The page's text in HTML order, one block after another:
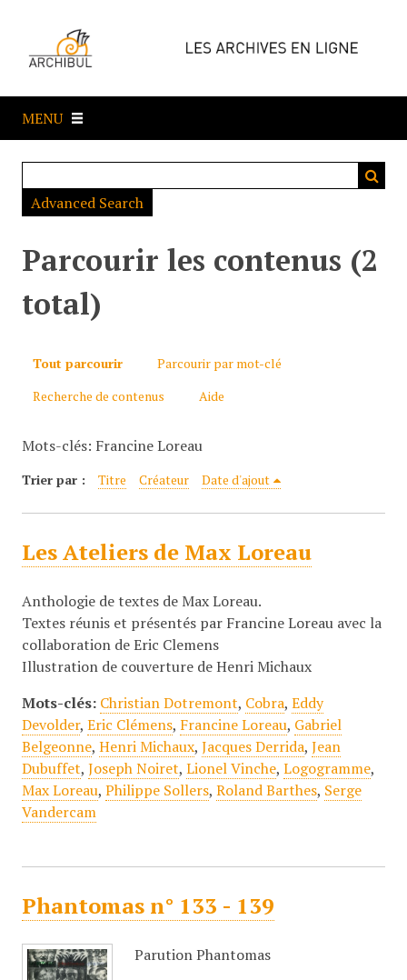
e
a
MENU
Advanced Search
Parcourir les contenus (2
total)
Tout parcourir
Parcourir par mot-clé
Recherche de contenus
Aide
Mots-clés: Francine Loreau
Trier par : Titre Créateur Date d'ajout
Les Ateliers de Max Loreau
Anthologie de textes de Max Loreau.
Textes réunis et présentés par Francine Loreau avec la
collaboration de Eric Clemens
Illustration de couverture de Henri Michaux
Mots-clés: Christian Dotremont, Cobra, Eddy
Devolder, Eric Clémens, Francine Loreau, Gabriel
Belgeonne, Henri Michaux, Jacques Derrida, Jean
Dubuffet, Joseph Noiret, Lionel Vinche, Logogramme,
Max Loreau, Philippe Sollers, Roland Barthes, Serge
Vandercam
Phantomas n° 133 - 139
Parution Phantomas